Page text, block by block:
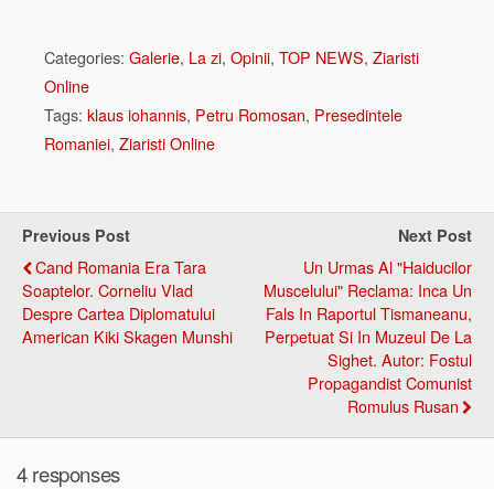
Categories: Galerie, La zi, Opinii, TOP NEWS, Ziaristi
Online
Tags: klaus iohannis, Petru Romosan, Presedintele
Romaniei, Ziaristi Online
Previous Post
Cand Romania Era Tara
Soaptelor. Corneliu Vlad
Despre Cartea Diplomatului
American Kiki Skagen Munshi
Next Post
Un Urmas Al "Haiducilor
Muscelului" Reclama: Inca Un
Fals In Raportul Tismaneanu,
Perpetuat Si In Muzeul De La
Sighet. Autor: Fostul
Propagandist Comunist
Romulus Rusan
4 responses